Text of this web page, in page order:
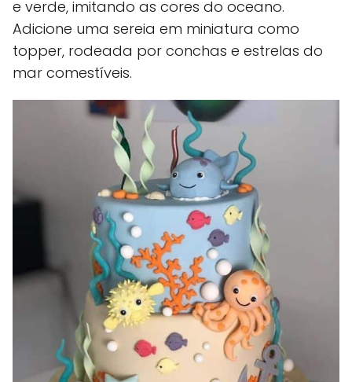
e verde, imitando as cores do oceano.
Adicione uma sereia em miniatura como
topper, rodeada por conchas e estrelas do
mar comestíveis.